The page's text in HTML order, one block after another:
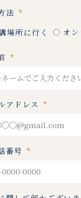
法
場所に行く
オ
アドレス
番号